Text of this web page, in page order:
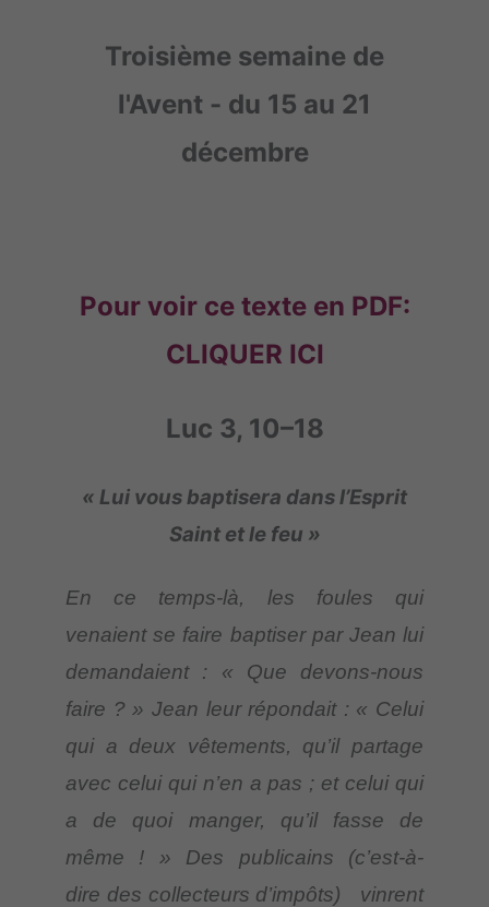
Troisième semaine de
l'Avent - du 15 au 21
décembre
Pour voir ce texte en PDF:
CLIQUER ICI
Luc 3, 10–18
« Lui vous baptisera dans l’Esprit
Saint et le feu »
En ce temps-là, les foules qui
venaient se faire baptiser par Jean lui
demandaient : « Que devons-nous
faire ? » Jean leur répondait : « Celui
qui a deux vêtements, qu’il partage
avec celui qui n’en a pas ; et celui qui
a de quoi manger, qu’il fasse de
même ! » Des publicains (c’est-à-
dire des collecteurs d’impôts) vinrent